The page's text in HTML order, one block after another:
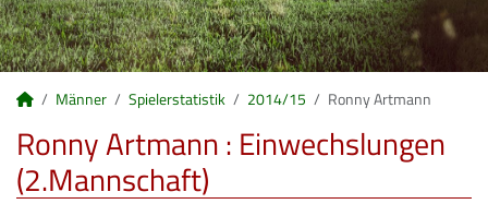
Männer Spielerstatistik 2014/15 Ronny Artmann
Ronny Artmann : Einwechslungen
(2.Mannschaft)